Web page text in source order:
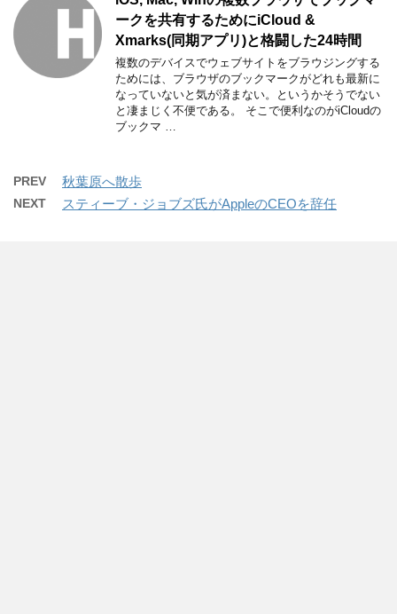
ークを共有するためにiCloud &
Xmarks(同期アプリ)と格闘した24時間
複数のデバイスでウェブサイトをブラウジングする
ためには、ブラウザのブックマークがどれも最新に
なっていないと気が済まない。というかそうでない
と凄まじく不便である。 そこで便利なのがiCloudの
ブックマ …
PREV 秋葉原へ散歩
NEXT スティーブ・ジョブズ氏がAppleのCEOを辞任